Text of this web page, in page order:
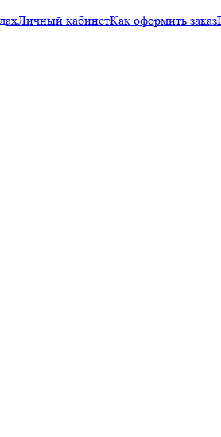
Личный кабинетКак оформить заказ